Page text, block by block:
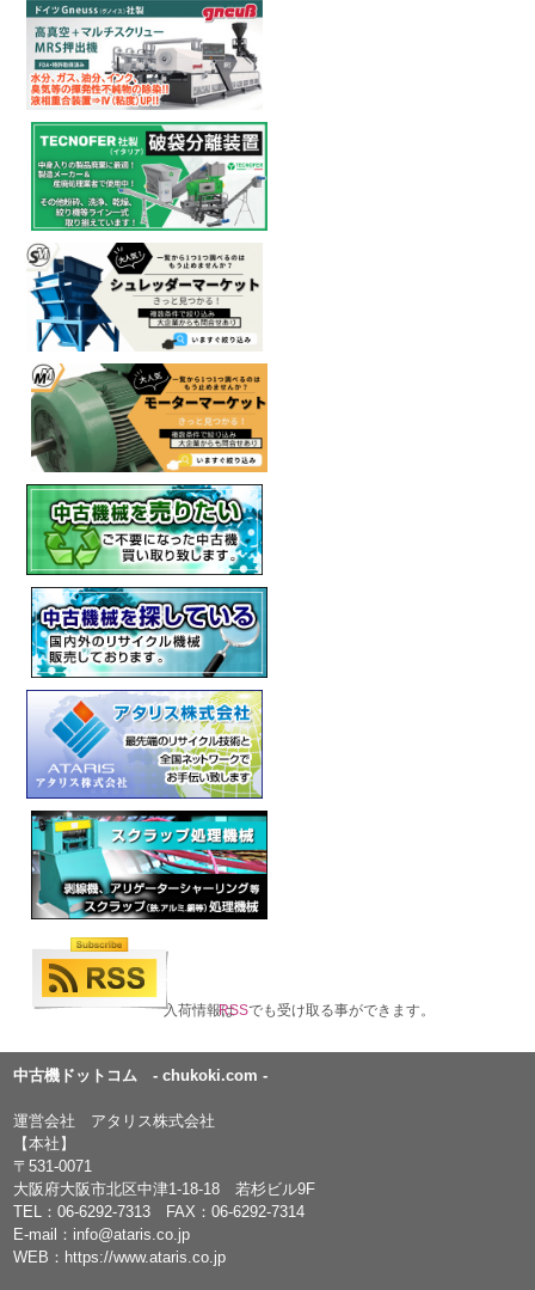
入荷情報はRSSでも受け取る事ができます。
中古機ドットコム - chukoki.com -
運営会社 アタリス株式会社
【本社】
〒531-0071
大阪府大阪市北区中津1-18-18 若杉ビル9F
TEL：06-6292-7313 FAX：06-6292-7314
E-mail： info@ataris.co.jp
WEB： https://www.ataris.co.jp